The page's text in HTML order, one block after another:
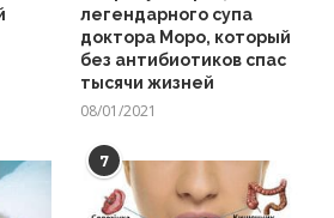
легендарного супа
доктора Моро, который
без антибиотиков спас
тысячи жизней
08/01/2021
7